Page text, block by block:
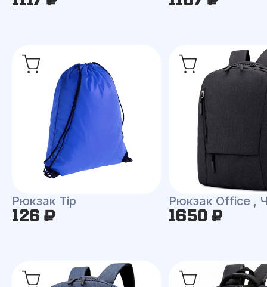
Рюкзак Tip
126 ₽
Рюкзак Office ,
1650 ₽